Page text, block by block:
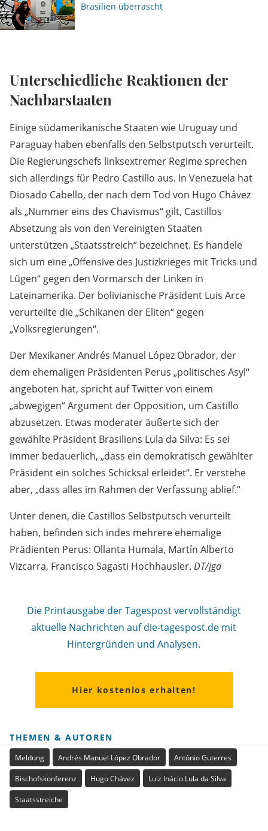
Brasilien überrascht
Unterschiedliche Reaktionen der
Nachbarstaaten
Einige südamerikanische Staaten wie Uruguay und
Paraguay haben ebenfalls den Selbstputsch verurteilt.
Die Regierungschefs linksextremer Regime sprechen
sich allerdings für Pedro Castillo aus. In Venezuela hat
Diosado Cabello, der nach dem Tod von Hugo Chávez
als „Nummer eins des Chavismus“ gilt, Castillos
Absetzung als von den Vereinigten Staaten
unterstützen „Staatsstreich“ bezeichnet. Es handele
sich um eine „Offensive des Justizkrieges mit Tricks und
Lügen“ gegen den Vormarsch der Linken in
Lateinamerika. Der bolivianische Präsident Luis Arce
verurteilte die „Schikanen der Eliten“ gegen
„Volksregierungen“.
Der Mexikaner Andrés Manuel López Obrador, der
dem ehemaligen Präsidenten Perus „politisches Asyl“
angeboten hat, spricht auf Twitter von einem
„abwegigen“ Argument der Opposition, um Castillo
abzusetzen. Etwas moderater äußerte sich der
gewählte Präsident Brasiliens Lula da Silva: Es sei
immer bedauerlich, „dass ein demokratisch gewählter
Präsident ein solches Schicksal erleidet“. Er verstehe
aber, „dass alles im Rahmen der Verfassung ablief.“
Unter denen, die Castillos Selbstputsch verurteilt
haben, befinden sich indes mehrere ehemalige
Prädienten Perus: Ollanta Humala, Martín Alberto
Vizcarra, Francisco Sagasti Hochhausler. DT/jga
Die Printausgabe der Tagespost vervollständigt
aktuelle Nachrichten auf die-tagespost.de mit
Hintergründen und Analysen.
Hier kostenlos erhalten!
THEMEN & AUTOREN
Meldung Andrés Manuel López Obrador António Guterres
Bischofskonferenz Hugo Chávez Luiz Inácio Lula da Silva
Staatsstreiche